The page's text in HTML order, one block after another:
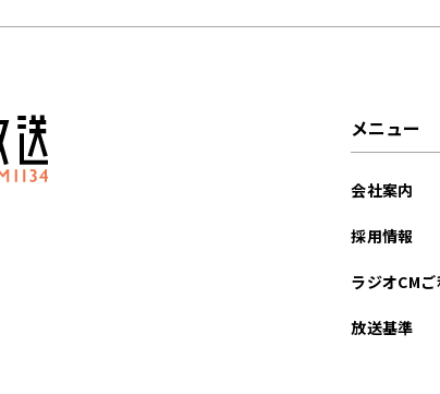
メニュー
会社案内
採用情報
ラジオCM
放送基準